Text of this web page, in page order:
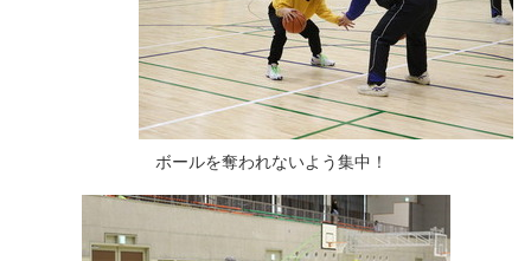
ボールを奪われないよう集中！